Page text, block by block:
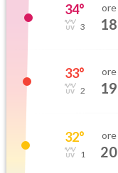
34°
3
ore
18
33°
2
ore
19
32°
1
ore
20